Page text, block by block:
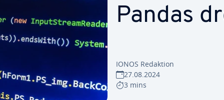
Pandas
IONOS Redaktion
27.08.2024
3 mins